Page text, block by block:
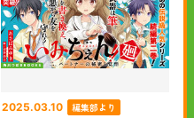
2025.03.10 編集部より